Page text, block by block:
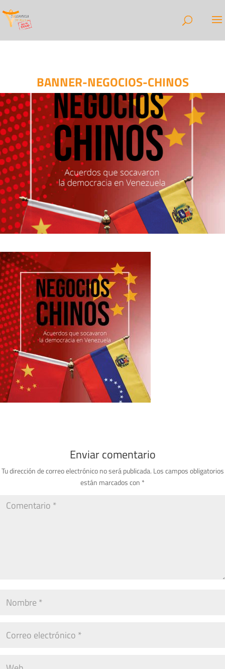
BANNER-NEGOCIOS-CHINOS
Enviar comentario
Tu dirección de correo electrónico no será publicada. Los campos obligatorios
están marcados con *